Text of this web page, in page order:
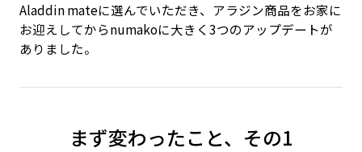
Aladdin mateに選んでいただき、アラジン商品をお家に
お迎えしてからnumakoに大きく3つのアップデートが
ありました。
まず変わったこと、その1